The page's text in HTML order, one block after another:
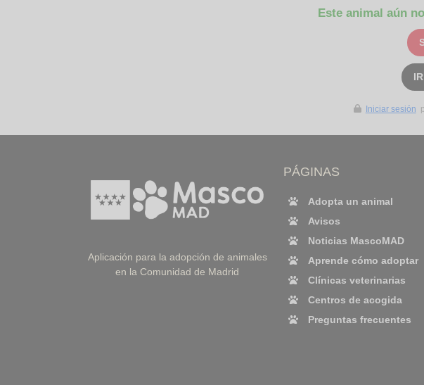
Este animal aún
Iniciar sesión
Aplicación para la adopción de animales
en la Comunidad de Madrid
PÁGINAS
Adopta un animal
Avisos
Noticias MascoMAD
Aprende cómo adoptar
Clínicas veterinarias
Centros de acogida
Preguntas frecuentes